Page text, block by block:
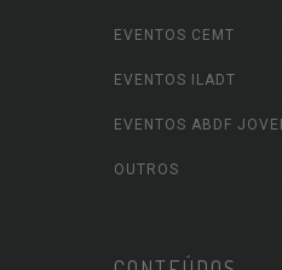
EVENTOS CEMT
EVENTOS ILADT
EVENTOS ABDF
OUTROS